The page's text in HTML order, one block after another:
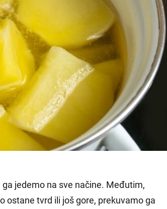
jedemo na sve načine. Međutim,
ostane tvrd ili još gore, prekuvamo ga